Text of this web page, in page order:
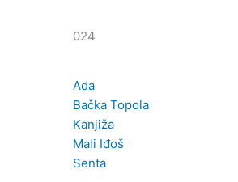
024
Ada
Bačka Topola
Kanjiža
Mali Iđoš
Senta